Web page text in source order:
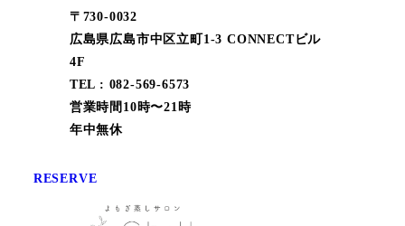
〒730-0032
広島県広島市中区立町1-3 CONNECTビル
4F
TEL : 082-569-6573
営業時間10時〜21時
年中無休
RESERVE